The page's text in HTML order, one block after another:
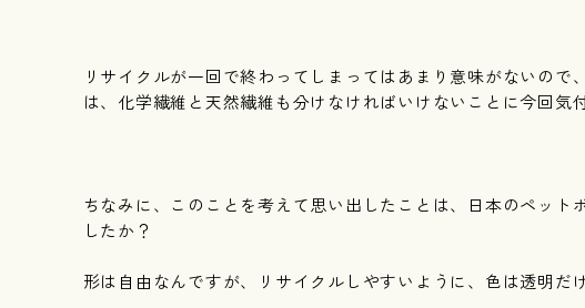
リサイクルが一回で終わってしまってはあまり意味がないの
は、化学繊維と天然繊維も分けなければいけないことに今回気
ちなみに、このことを考えて思い出したことは、日本のペット
したか？
形は自由なんですが、リサイクルしやすいように、色は透明だ